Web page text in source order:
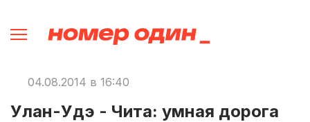
04.08.2014 в 16:40
Улан-Удэ - Чита: умная дорога